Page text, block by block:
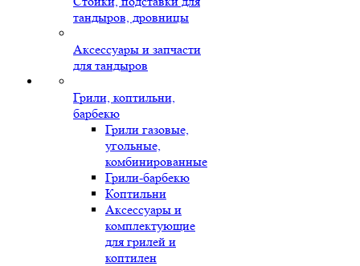
тандыров, дровницы
Аксессуары и запчасти
для тандыров
Грили, коптильни,
барбекю
Грили газовые,
угольные,
комбинированные
Грили-барбекю
Коптильни
Аксессуары и
комплектующие
для грилей и
коптилен